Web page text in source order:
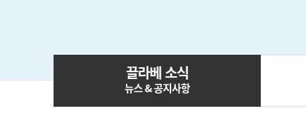
끌라베 소식
뉴스 & 공지사항